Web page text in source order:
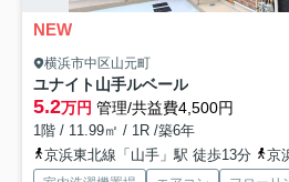
NEW
横浜市中区山元町
ユナイト山手ルベール
5.2万円 管理/共益費4,500円
1階 / 11.99㎡ / 1R /築6年
京浜東北線「山手」駅 徒歩13分
京